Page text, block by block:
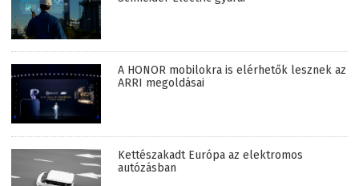
A HONOR mobilokra is elérhetők lesznek az
ARRI megoldásai
Kettészakadt Európa az elektromos
autózásban